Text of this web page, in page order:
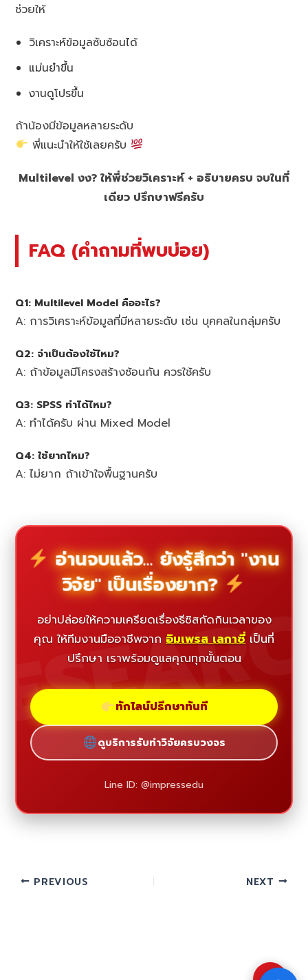
ช่วยให้
วิเคราะห์ข้อมูลซับซ้อนได้
แม่นยำขึ้น
งานดูโปรขึ้น
ถ้าน้องมีข้อมูลหลายระดับ
พี่แนะนำให้ใช้เลยครับ
Multilevel งง? ให้พี่ช่วยวิเคราะห์ + อธิบายครบ จบในที่
เดียว ปรึกษาฟรีครับ
FAQ (คำถามที่พบบ่อย)
Q1: Multilevel Model คืออะไร?
A: การวิเคราะห์ข้อมูลที่มีหลายระดับ เช่น บุคคลในกลุ่มครับ
Q2: จำเป็นต้องใช้ไหม?
A: ถ้าข้อมูลมีโครงสร้างซ้อนกัน ควรใช้ครับ
Q3: SPSS ทำได้ไหม?
A: ทำได้ครับ ผ่าน Mixed Model
Q4: ใช้ยากไหม?
A: ไม่ยาก ถ้าเข้าใจพื้นฐานครับ
อ่านจบแล้ว... ยังรู้สึกว่า "งาน
วิจัย" เป็นเรื่องยาก?
อย่าปล่อยให้ความเครียดเรื่องธีซิสกัดกินเวลาของ
คุณ ให้ทีมงานมืออาชีพจาก อิมเพรส เลกาซี่ เป็นที่
ปรึกษา เราพร้อมดูแลคุณทุกขั้นตอน
ทักไลน์ปรึกษาทันที
ดูบริการรับทำวิจัยครบวงจร
Line ID: @impressedu
PREVIOUS NEXT